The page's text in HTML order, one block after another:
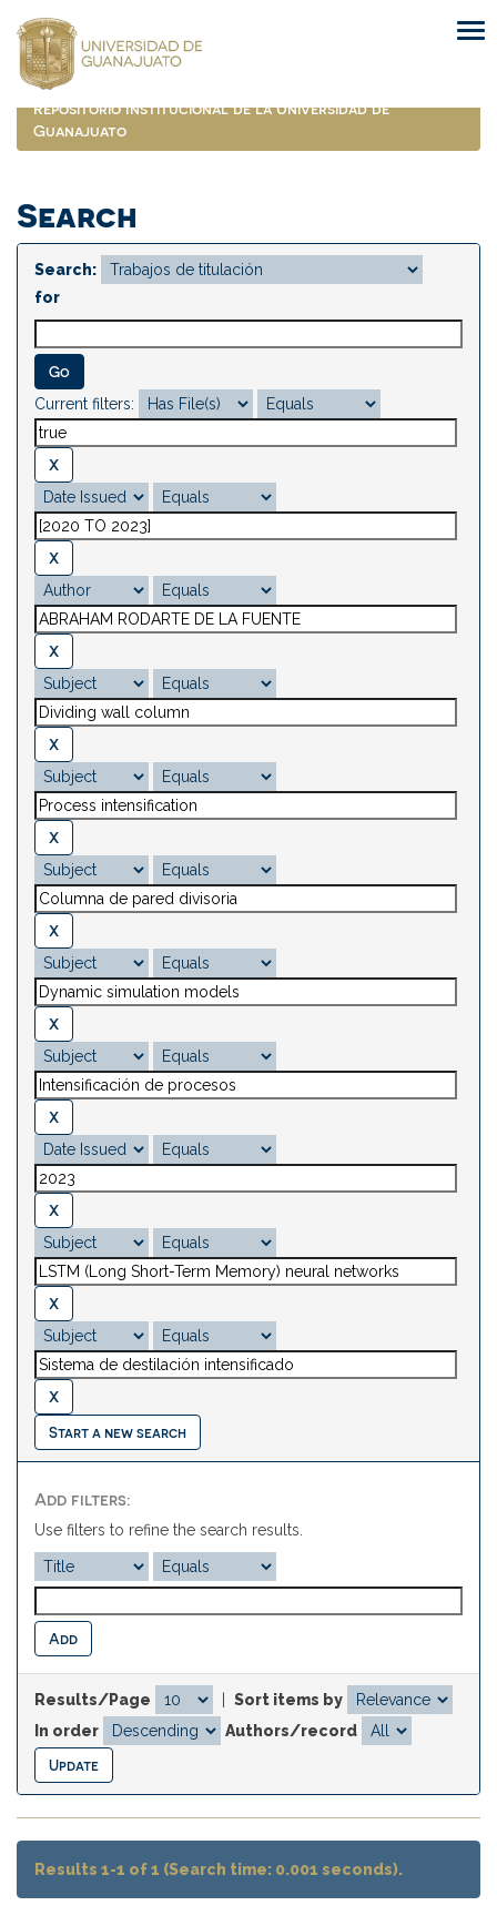
navigation
Repositorio Institucional de la Universidad de
Guanajuato
Search
Search:
for
Current filters:
Start a new search
Add filters:
Use filters to refine the search results.
Results/Page
Sort items by
In order
Authors/record
Results 1-1 of 1 (Search time: 0.001 seconds).